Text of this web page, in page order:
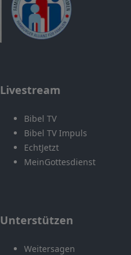
Livestream
Bibel TV
Bibel TV Impuls
EchtJetzt
MeinGottesdienst
Unterstützen
Weitersagen